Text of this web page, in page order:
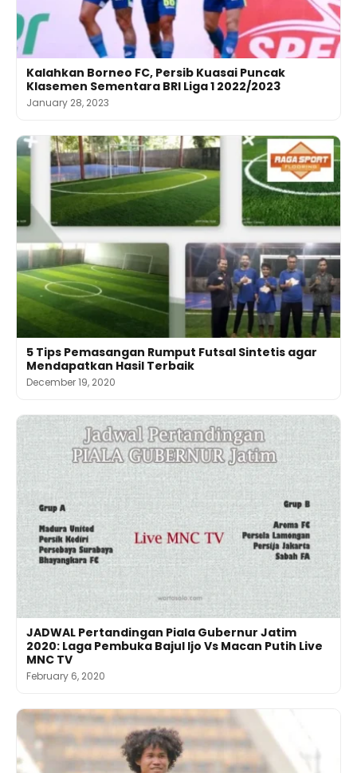
Kalahkan Borneo FC, Persib Kuasai Puncak
Klasemen Sementara BRI Liga 1 2022/2023
January 28, 2023
5 Tips Pemasangan Rumput Futsal Sintetis agar
Mendapatkan Hasil Terbaik
December 19, 2020
JADWAL Pertandingan Piala Gubernur Jatim
2020: Laga Pembuka Bajul Ijo Vs Macan Putih Live
MNC TV
February 6, 2020